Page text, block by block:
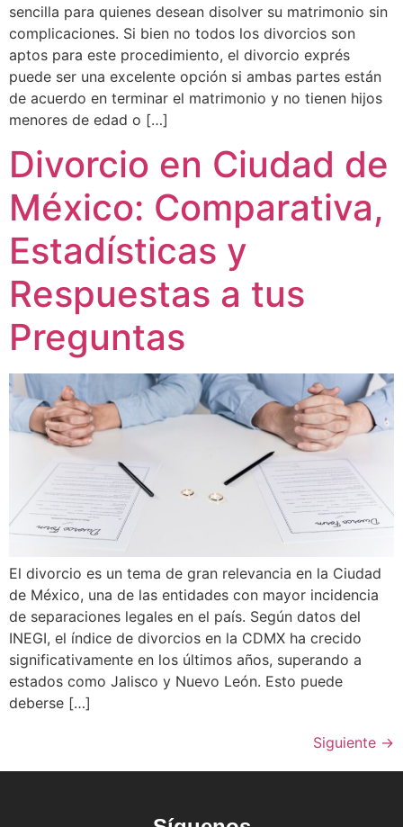
sencilla para quienes desean disolver su matrimonio sin
complicaciones. Si bien no todos los divorcios son
aptos para este procedimiento, el divorcio exprés
puede ser una excelente opción si ambas partes están
de acuerdo en terminar el matrimonio y no tienen hijos
menores de edad o […]
Divorcio en Ciudad de
México: Comparativa,
Estadísticas y
Respuestas a tus
Preguntas
El divorcio es un tema de gran relevancia en la Ciudad
de México, una de las entidades con mayor incidencia
de separaciones legales en el país. Según datos del
INEGI, el índice de divorcios en la CDMX ha crecido
significativamente en los últimos años, superando a
estados como Jalisco y Nuevo León. Esto puede
deberse […]
Siguiente →